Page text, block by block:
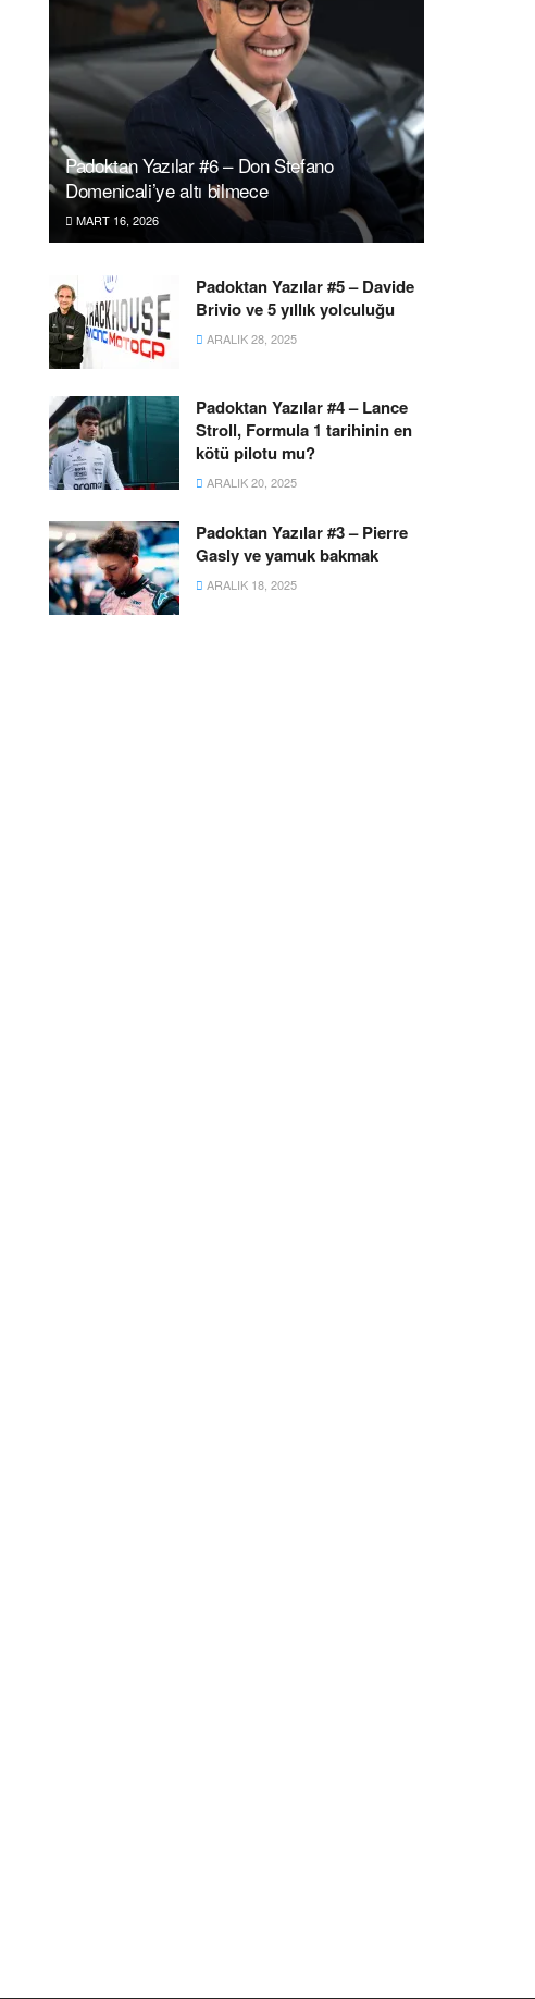
Padoktan Yazılar #6 – Don Stefano
Domenicali’ye altı bilmece
MART 16, 2026
Padoktan Yazılar #5 – Davide
Brivio ve 5 yıllık yolculuğu
ARALIK 28, 2025
Padoktan Yazılar #4 – Lance
Stroll, Formula 1 tarihinin en
kötü pilotu mu?
ARALIK 20, 2025
Padoktan Yazılar #3 – Pierre
Gasly ve yamuk bakmak
ARALIK 18, 2025